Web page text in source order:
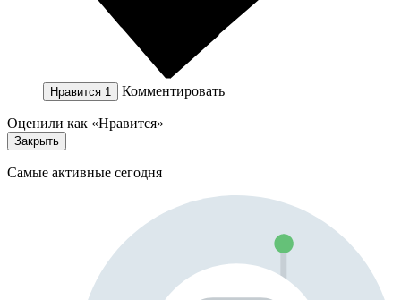
Нравится 1 Комментировать
Оценили как «Нравится»
Закрыть
Самые активные сегодня